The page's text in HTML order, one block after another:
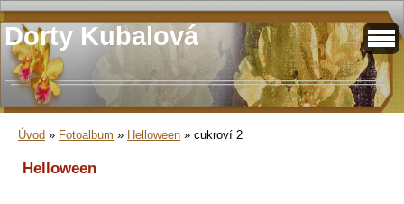
Dorty Kubalová
Úvod » Fotoalbum » Helloween » cukroví 2
Helloween